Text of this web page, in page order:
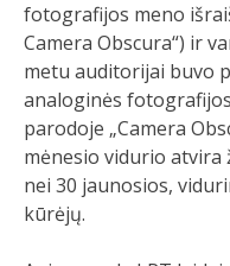
fotografijos meno
Camera Obscura“) ir
metu auditorijai buvo
analoginės
parodoje „Camera
mėnesio vidurio
nei 30 jaunosios,
kūrėjų.